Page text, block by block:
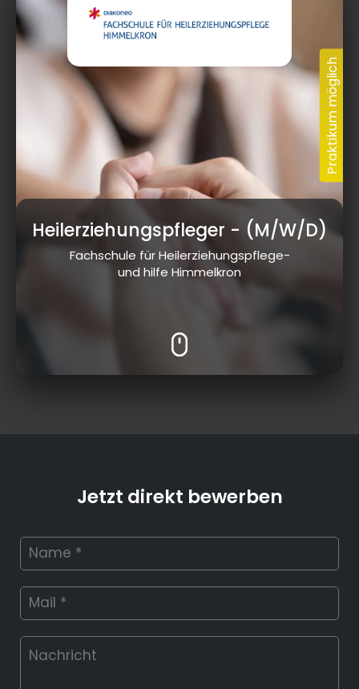
Heilerziehungspfleger - (M/W/D)
Fachschule für Heilerziehungspflege-
und hilfe Himmelkron
Jetzt direkt bewerben